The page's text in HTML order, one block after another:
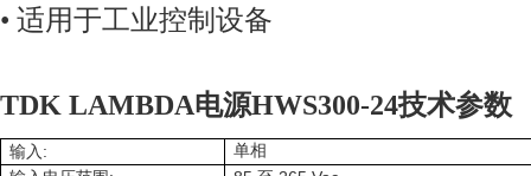
• 适用于工业控制设备
TDK LAMBDA电源HWS300-24技术参数
输入 :
单相